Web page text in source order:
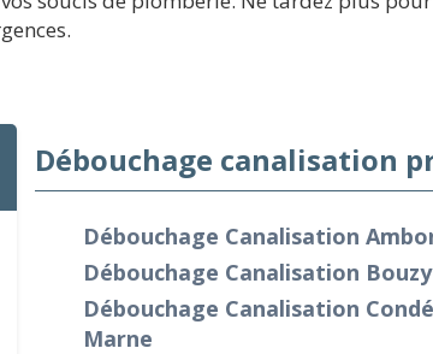
Débouchage canalisation
Débouchage Canalisation
Débouchage Canalisation Bouzy
Débouchage Canalisation
Marne